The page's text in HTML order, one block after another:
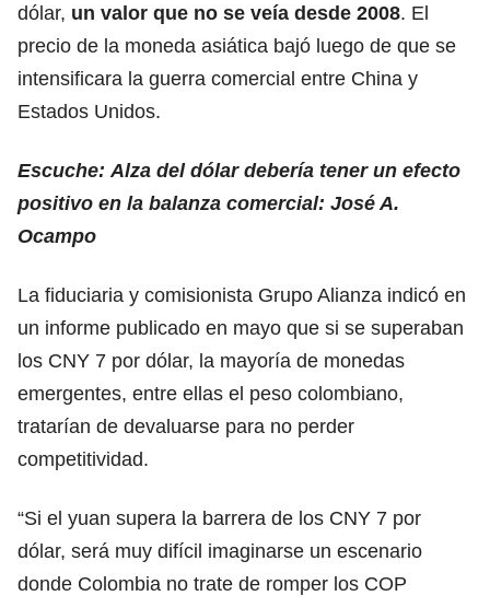
dólar, un valor que no se veía desde 2008. El
precio de la moneda asiática bajó luego de que se
intensificara la guerra comercial entre China y
Estados Unidos.
Escuche: Alza del dólar debería tener un efecto
positivo en la balanza comercial: José A.
Ocampo
La fiduciaria y comisionista Grupo Alianza indicó en
un informe publicado en mayo que si se superaban
los CNY 7 por dólar, la mayoría de monedas
emergentes, entre ellas el peso colombiano,
tratarían de devaluarse para no perder
competitividad.
“Si el yuan supera la barrera de los CNY 7 por
dólar, será muy difícil imaginarse un escenario
donde Colombia no trate de romper los COP